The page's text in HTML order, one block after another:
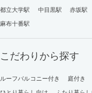
都立大学駅
中目黒駅 赤坂駅
麻布十番駅
こだわりから探す
ルーフバルコニー付き 庭付き